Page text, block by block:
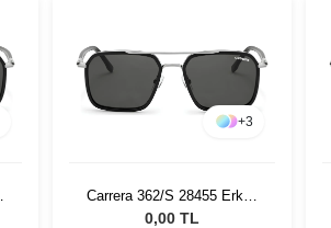
+3
Carrera 362/S 28455 Erkek
Güneş Gözlüğü
0,00 TL